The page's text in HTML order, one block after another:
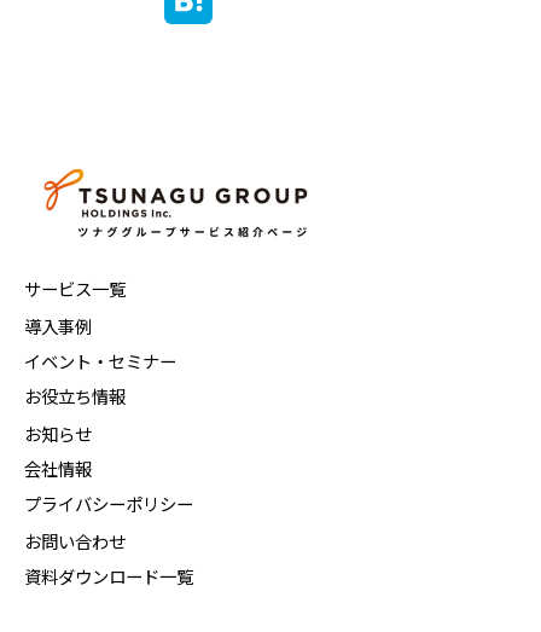
サービス一覧
導入事例
イベント・セミナー
お役立ち情報
お知らせ
会社情報
プライバシーポリシー
お問い合わせ
資料ダウンロード一覧